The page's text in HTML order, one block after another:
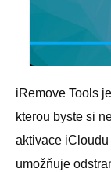
iRemove Tools
kterou byste si
aktivace
umožňuje